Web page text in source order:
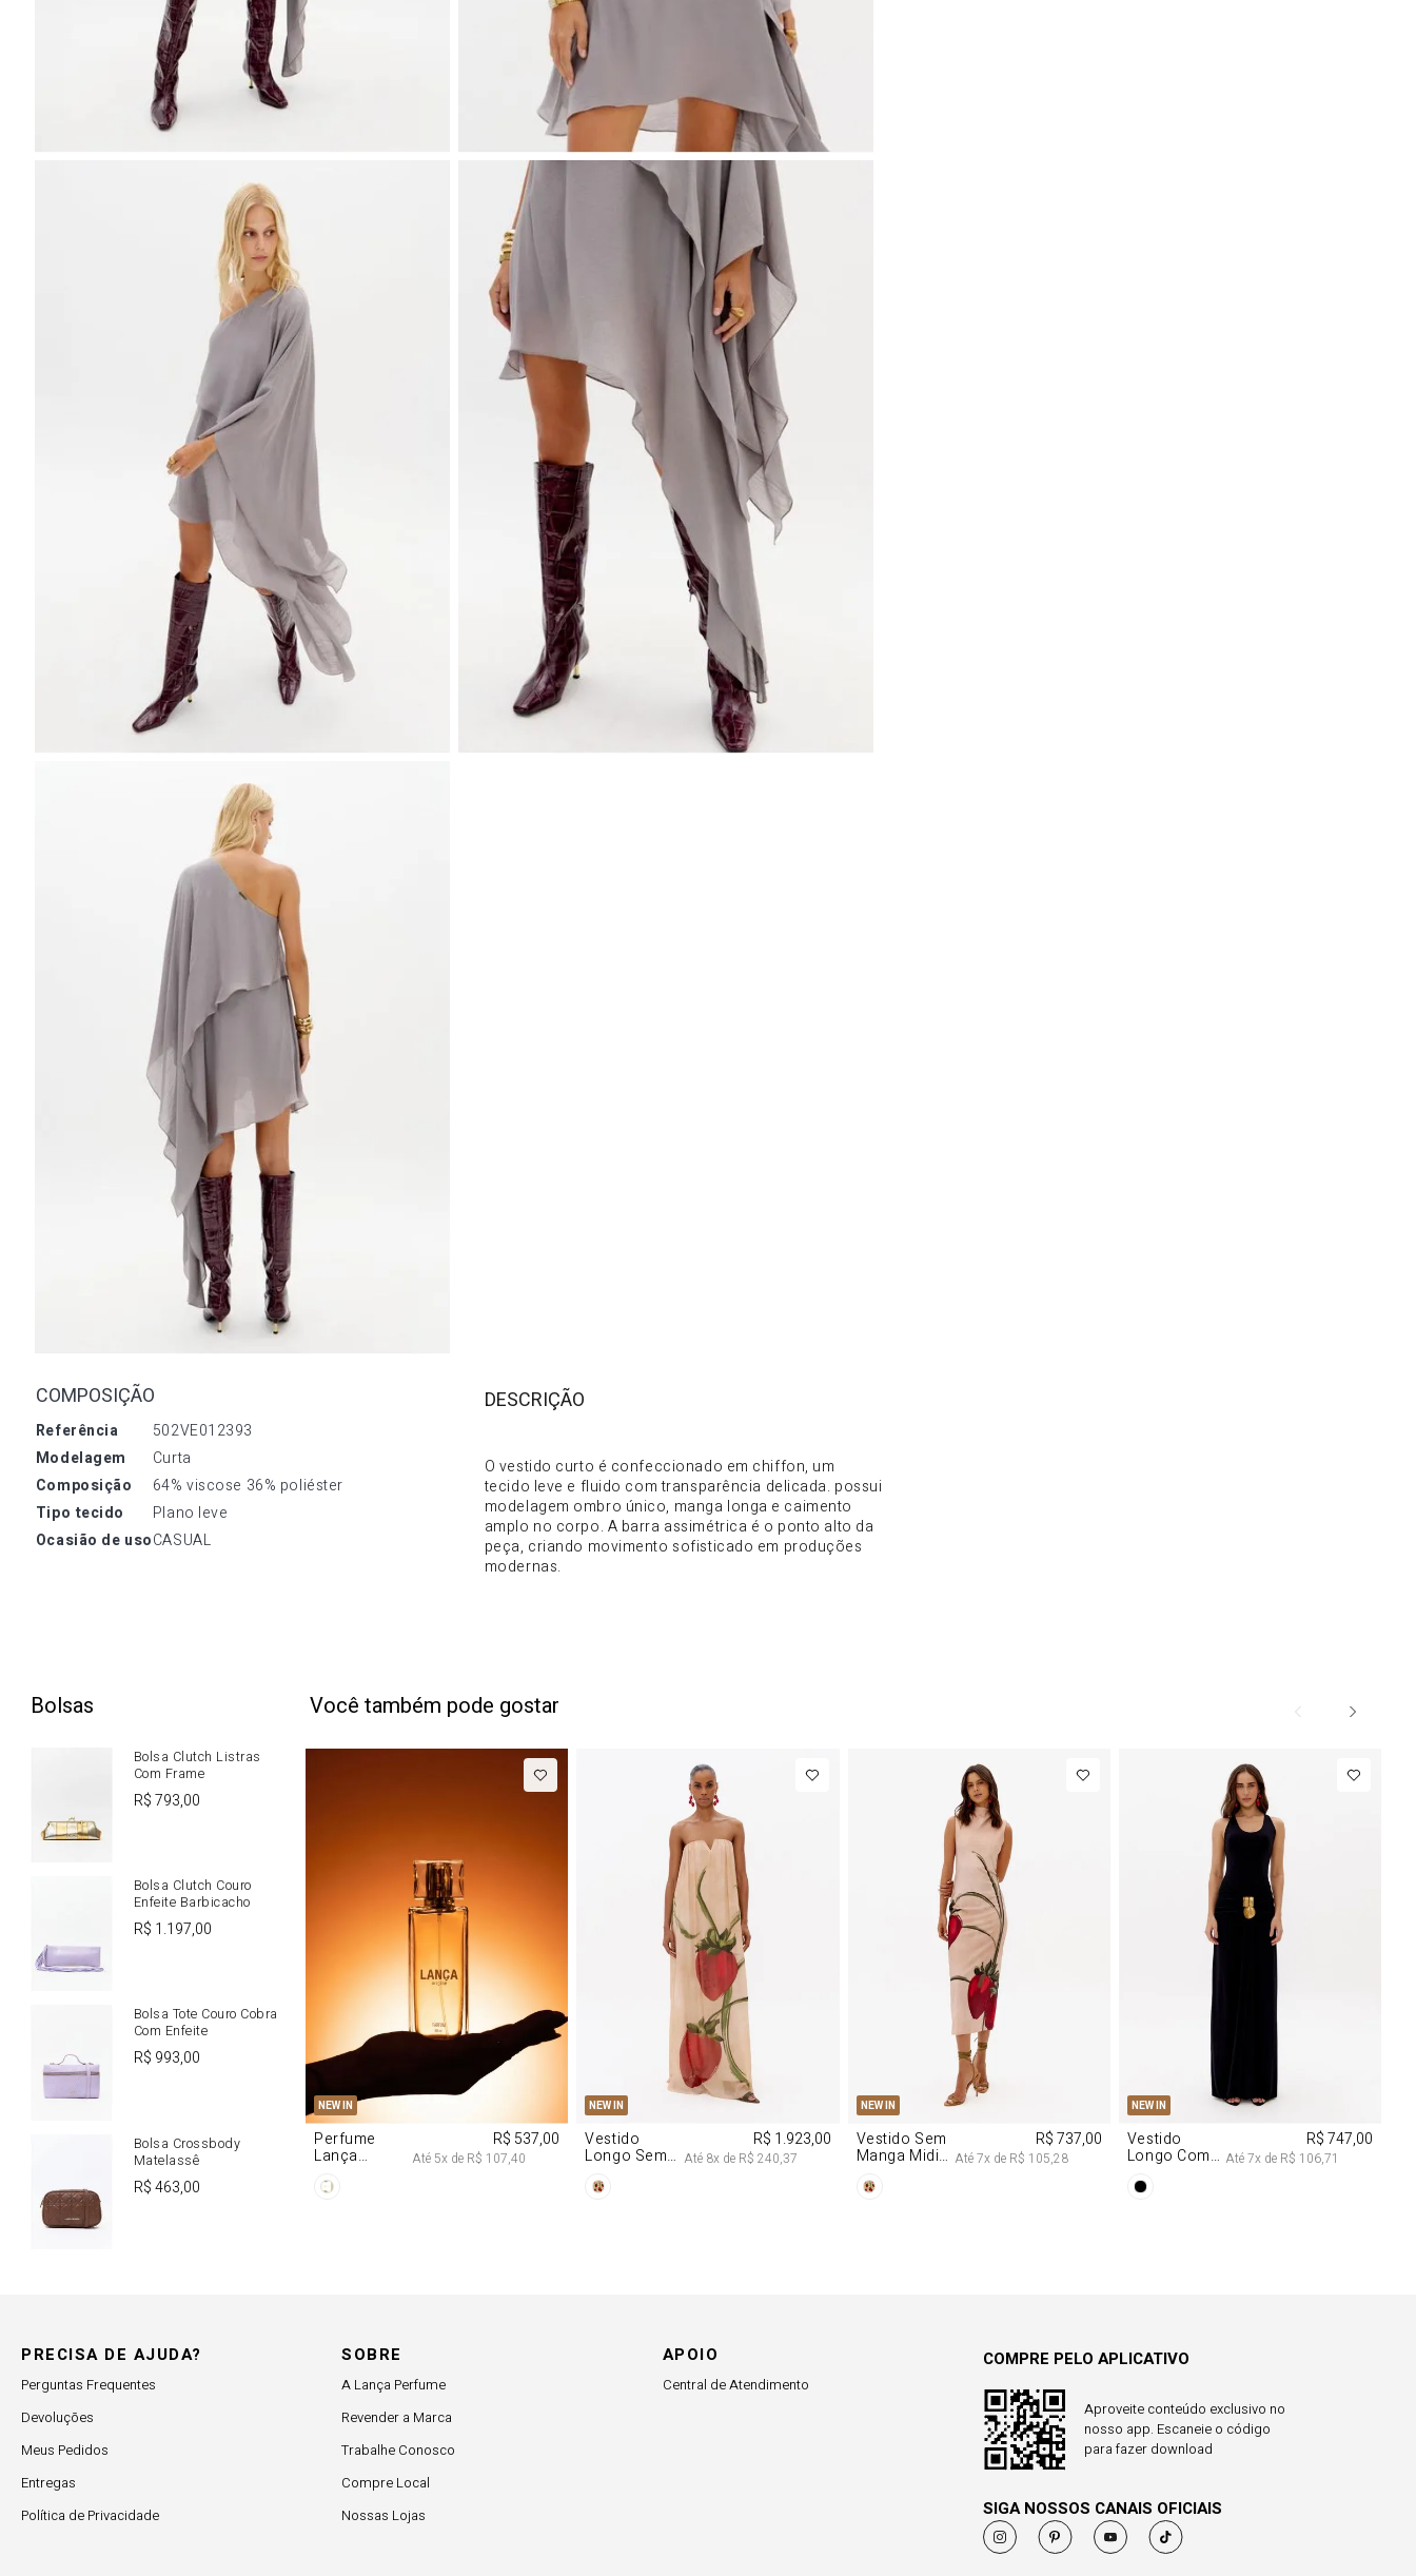
COMPOSIÇÃO
referência
502VE012393
modelagem
Curta
composição
64% viscose 36% poliéster
tipo tecido
Plano leve
ocasião de usoCASUAL
O vestido curto é confeccionado em chiffon, um
tecido leve e fluido com transparência delicada. possui
modelagem ombro único, manga longa e caimento
amplo no corpo. A barra assimétrica é o ponto alto da
peça, criando movimento sofisticado em produções
modernas.
Bolsas
Bolsa Clutch Listras
Com Frame
R$793,00
Bolsa Clutch Couro
Enfeite Barbicacho
R$ 1.197,00
Bolsa Tote Couro Cobra
Com Enfeite
R$ 993,00
Bolsa Crossbody
Matelassê
R$463,00
Você também pode gostar
NEW IN
U
Perfume
Lança
R$ 537,00
Até 5x de R$ 107,40
NEW IN
G
Vestido
Longo Sem
Chiffon
R$ 1.923,00
Até 8x de R$ 240,37
NEW IN
PP M
Vestido Sem
Manga Midi
Morango
R$ 737,00
Até7x de R$ 105,28
NEW IN
PP M
Vestido
Longo Com
Na Frente
R$ 747,00
Até7x de R$ 106,71
PRECISA DE AJUDA?
Perguntas Frequentes
Devoluções
Meus Pedidos
Entregas
Política de Privacidade
SOBRE
A Lança Perfume
Revender a Marca
Trabalhe Conosco
Compre Local
Nossas Lojas
APOIO
Central de Atendimento
COMPRE PELO APLICATIVO
Aproveite conteúdo exclusivo no
nosso app. Escaneie o código
para fazer download
SIGA NOSSOS CANAIS OFICIAIS